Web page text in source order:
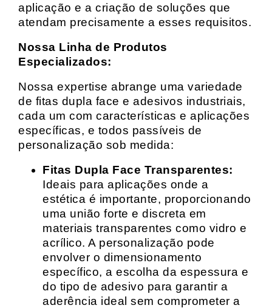
aplicação e a criação de soluções que
atendam precisamente a esses requisitos.
Nossa Linha de Produtos
Especializados:
Nossa expertise abrange uma variedade
de fitas dupla face e adesivos industriais,
cada um com características e aplicações
específicas, e todos passíveis de
personalização sob medida:
Fitas Dupla Face Transparentes:
Ideais para aplicações onde a
estética é importante, proporcionando
uma união forte e discreta em
materiais transparentes como vidro e
acrílico. A personalização pode
envolver o dimensionamento
específico, a escolha da espessura e
do tipo de adesivo para garantir a
aderência ideal sem comprometer a